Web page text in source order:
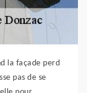
la façade perd
pas de se